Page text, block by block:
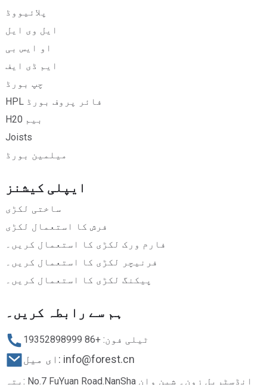
پلائیووڈ
ایل وی ایل
او ایس بی
ایم ڈی ایف
چپ بورڈ
HPL فائر پروف بورڈ
H20 بیم
Joists
میلمین بورڈ
ایپلی کیشنز
ساختی لکڑی
فرش کا استعمال لکڑی
فارم ورک لکڑی کا استعمال کریں۔
فرنیچر لکڑی کا استعمال کریں۔
پیکنگ لکڑی کا استعمال کریں۔
ہم سے رابطہ کریں۔
ٹیلی فون: +86 19352898999
ای میل: info@forest.cn
پتہ: No.7 FuYuan Road.NanSha انڈسٹریل زون۔ شین وان